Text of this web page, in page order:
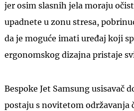
jer osim slasnih jela moraju
upadnete u zonu stresa,
da je moguće imati uređaj koji
ergonomskog dizajna pristaje
Bespoke Jet Samsung usisavač
postaju s novitetom održavanja